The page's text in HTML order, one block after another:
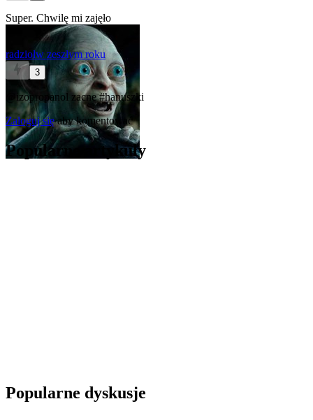
Super. Chwilę mi zajęło
radziolw zeszłym roku
3
@izopropanol zacne#hanuszki
Zaloguj sięaby komentować
Popularne artykuły
Popularne dyskusje